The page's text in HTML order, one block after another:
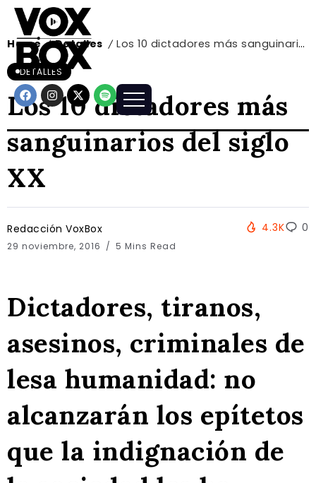
Home / Detalles / Los 10 dictadores más sanguinarios del siglo XX
DETALLES
Los 10 dictadores más
sanguinarios del siglo
XX
Redacción VoxBox
29 noviembre, 2016 5 Mins Read
4.3K 0
Dictadores, tiranos,
asesinos, criminales de
lesa humanidad: no
alcanzarán los epítetos
que la indignación de